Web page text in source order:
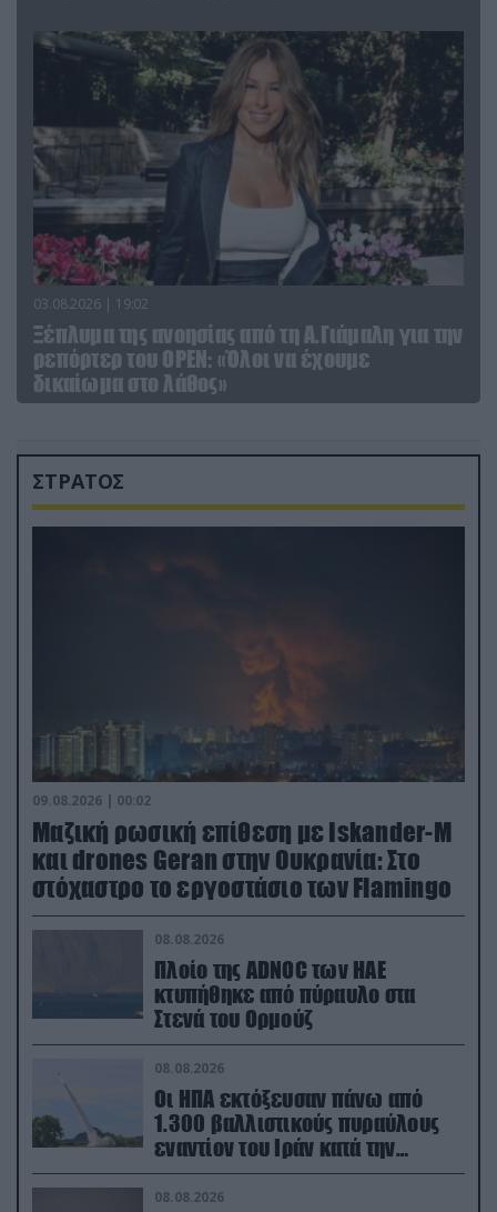
03.08.2026 | 19:02
Ξέπλυμα της ανοησίας από τη Α.Γιάμαλη για την
ρεπόρτερ του ΟΡΕΝ: «Όλοι να έχουμε
δικαίωμα στο λάθος»
ΣΤΡΑΤΟΣ
09.08.2026 | 00:02
Μαζική ρωσική επίθεση με Iskander-M
και drones Geran στην Ουκρανία: Στο
στόχαστρο το εργοστάσιο των Flamingo
08.08.2026
Πλοίο της ADNOC των ΗΑΕ
κτυπήθηκε από πύραυλο στα
Στενά του Ορμούζ
08.08.2026
Οι ΗΠΑ εκτόξευσαν πάνω από
1.300 βαλλιστικούς πυραύλους
εναντίον του Ιράν κατά την
διάρκεια του πολέμου
08.08.2026